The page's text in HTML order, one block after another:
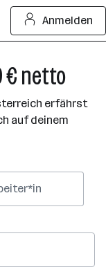
Anmelden
€ netto
erfährst
auf deinem